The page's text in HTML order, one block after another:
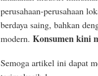
perusahaan-perusahaan
berdaya saing, bahkan
modern. Konsumen kini
Semoga artikel ini dapat